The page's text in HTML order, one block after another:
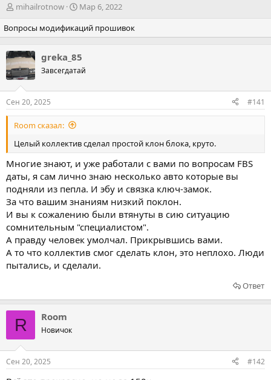
А
т
о
р
т
е
м
ы
mihailrotnow
Д
т
а
а
ч
л
Мар 6, 2022
Вопросы модификаций прошивок
greka_85
Завсегдатай
Сен 20, 2025 #141
Room сказал:
Целый коллектив сделал простой клон блока, круто.
Многие знают, и уже работали с вами по вопросам FBS
даты, я сам лично знаю несколько авто которые вы
подняли из пепла. И эбу и связка ключ-замок.
За что вашим знаниям низкий поклон.
И вы к сожалению были втянуты в сию ситуацию
сомнительным "специалистом".
А правду человек умолчал. Прикрывшись вами.
А то что коллектив смог сделать клон, это неплохо. Люди
пытались, и сделали.
Ответ
R Room
Новичок
Сен 20, 2025 #142